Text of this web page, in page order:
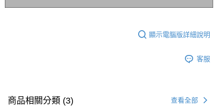
計)，訂單才得以成立**)
顯示電腦版詳細說明
客服
商品相關分類 (3) 查看全部